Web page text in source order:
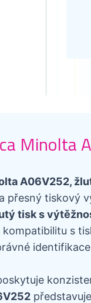
Minolta
A06V252,
přesný tiskový
tisk s
kompatibilitu s